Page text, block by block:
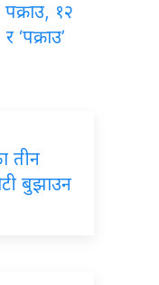
पक्राउ, १२
‘पक्राउ’
तीन
बुझाउन